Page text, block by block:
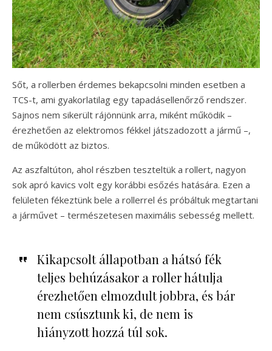
Sőt, a rollerben érdemes bekapcsolni minden esetben a
TCS-t, ami gyakorlatilag egy tapadásellenőrző rendszer.
Sajnos nem sikerült rájönnünk arra, miként működik –
érezhetően az elektromos fékkel játszadozott a jármű –,
de működött az biztos.
Az aszfaltúton, ahol részben teszteltük a rollert, nagyon
sok apró kavics volt egy korábbi esőzés hatására. Ezen a
felületen fékeztünk bele a rollerrel és próbáltuk megtartani
a járművet – természetesen maximális sebesség mellett.
Kikapcsolt állapotban a hátsó fék
teljes behúzásakor a roller hátulja
érezhetően elmozdult jobbra, és bár
nem csúsztunk ki, de nem is
hiányzott hozzá túl sok.